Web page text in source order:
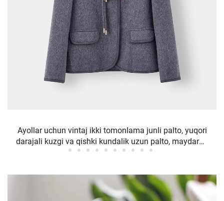
Ayollar uchun vintaj ikki tomonlama junli palto, yuqori
darajali kuzgi va qishki kundalik uzun palto, maydaroq
lapellari, nylon bilan qoplangan, qo'ylar terisi bezakli